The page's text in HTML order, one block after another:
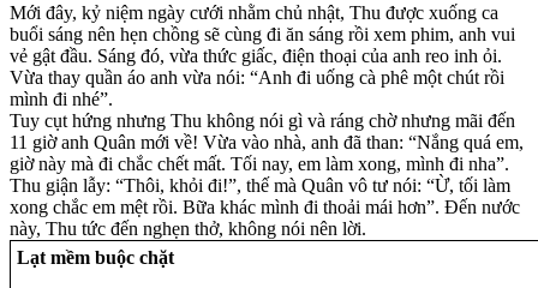
Mới đây, kỷ niệm ngày cưới nhằm chủ nhật, Thu được xuống ca
buổi sáng nên hẹn chồng sẽ cùng đi ăn sáng rồi xem phim, anh vui
vẻ gật đầu. Sáng đó, vừa thức giấc, điện thoại của anh reo inh ỏi.
Vừa thay quần áo anh vừa nói: “Anh đi uống cà phê một chút rồi
mình đi nhé”.
Tuy cụt hứng nhưng Thu không nói gì và ráng chờ nhưng mãi đến
11 giờ anh Quân mới về! Vừa vào nhà, anh đã than: “Nắng quá em,
giờ này mà đi chắc chết mất. Tối nay, em làm xong, mình đi nha”.
Thu giận lẫy: “Thôi, khỏi đi!”, thế mà Quân vô tư nói: “Ừ, tối làm
xong chắc em mệt rồi. Bữa khác mình đi thoải mái hơn”. Đến nước
này, Thu tức đến nghẹn thở, không nói nên lời.
Lạt mềm buộc chặt